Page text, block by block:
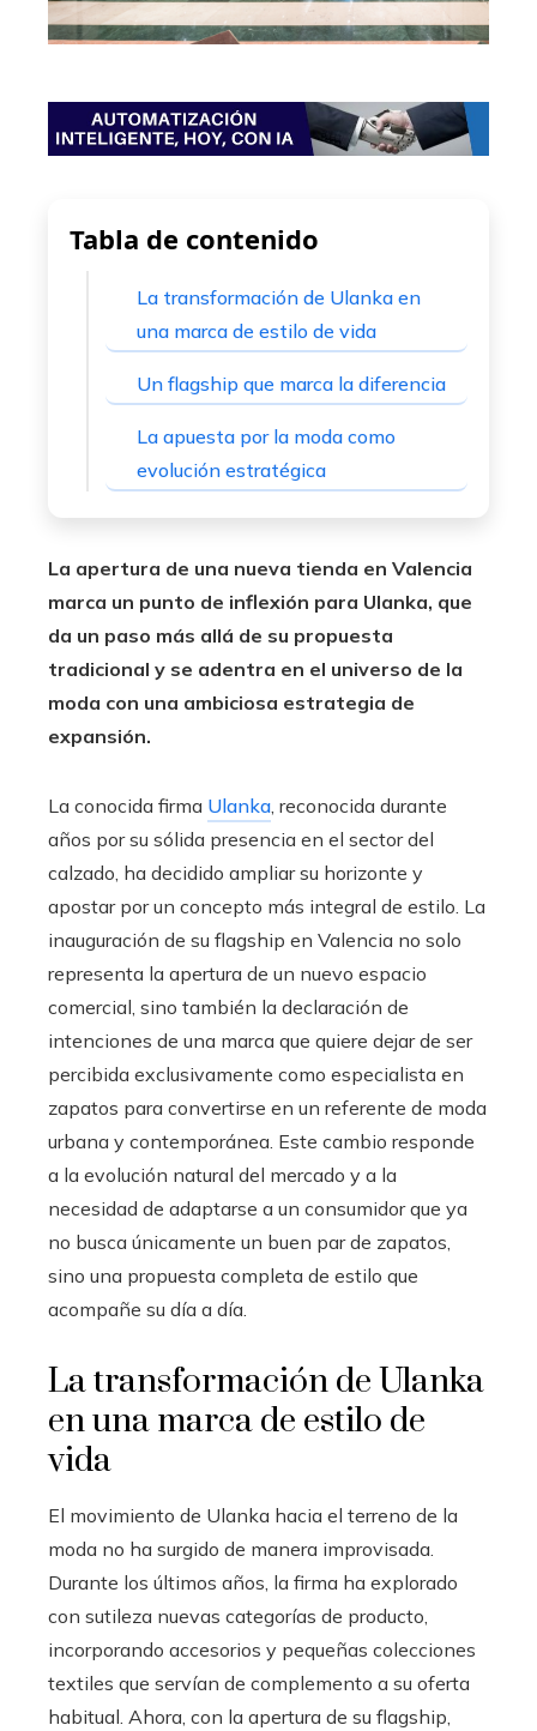
Tabla de contenido
La transformación de Ulanka en
una marca de estilo de vida
Un flagship que marca la diferencia
La apuesta por la moda como
evolución estratégica
La apertura de una nueva tienda en Valencia
marca un punto de inflexión para Ulanka, que
da un paso más allá de su propuesta
tradicional y se adentra en el universo de la
moda con una ambiciosa estrategia de
expansión.
La conocida firma Ulanka, reconocida durante
años por su sólida presencia en el sector del
calzado, ha decidido ampliar su horizonte y
apostar por un concepto más integral de estilo. La
inauguración de su flagship en Valencia no solo
representa la apertura de un nuevo espacio
comercial, sino también la declaración de
intenciones de una marca que quiere dejar de ser
percibida exclusivamente como especialista en
zapatos para convertirse en un referente de moda
urbana y contemporánea. Este cambio responde
a la evolución natural del mercado y a la
necesidad de adaptarse a un consumidor que ya
no busca únicamente un buen par de zapatos,
sino una propuesta completa de estilo que
acompañe su día a día.
La transformación de Ulanka
en una marca de estilo de
vida
El movimiento de Ulanka hacia el terreno de la
moda no ha surgido de manera improvisada.
Durante los últimos años, la firma ha explorado
con sutileza nuevas categorías de producto,
incorporando accesorios y pequeñas colecciones
textiles que servían de complemento a su oferta
habitual. Ahora, con la apertura de su flagship,